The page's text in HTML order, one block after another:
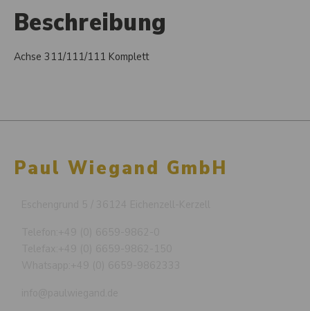
Beschreibung
Achse 311/111/111 Komplett
Paul Wiegand GmbH